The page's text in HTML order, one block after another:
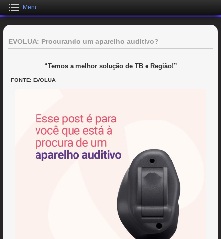
Menu
EVOLUA: Procurando um aparelho auditivo?
“Temos a melhor solução de TB e Região!”
FONTE: EVOLUA